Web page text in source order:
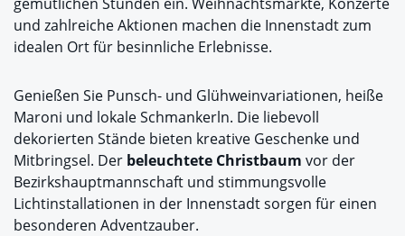
und zahlreiche Aktionen machen die Innenstadt zum
idealen Ort für besinnliche Erlebnisse.
Genießen Sie Punsch- und Glühweinvariationen, heiße
Maroni und lokale Schmankerln. Die liebevoll
dekorierten Stände bieten kreative Geschenke und
Mitbringsel. Der beleuchtete Christbaum vor der
Bezirkshauptmannschaft und stimmungsvolle
Lichtinstallationen in der Innenstadt sorgen für einen
besonderen Adventzauber.